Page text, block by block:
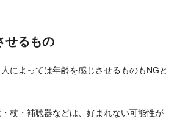
せるもの
によっては年齢を感じさせるものもNGと
杖・補聴器などは、好まれない可能性が